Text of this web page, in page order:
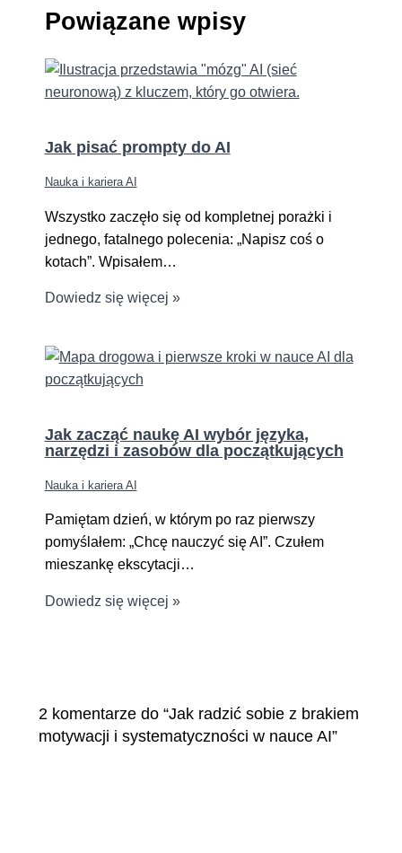
Powiązane wpisy
Jak pisać prompty do AI
Nauka i kariera AI
Wszystko zaczęło się od kompletnej porażki i
jednego, fatalnego polecenia: „Napisz coś o
kotach”. Wpisałem…
Dowiedz się więcej »
Jak zacząć naukę AI wybór języka,
narzędzi i zasobów dla początkujących
Nauka i kariera AI
Pamiętam dzień, w którym po raz pierwszy
pomyślałem: „Chcę nauczyć się AI”. Czułem
mieszankę ekscytacji…
Dowiedz się więcej »
2 komentarze do “Jak radzić sobie z brakiem
motywacji i systematyczności w nauce AI”